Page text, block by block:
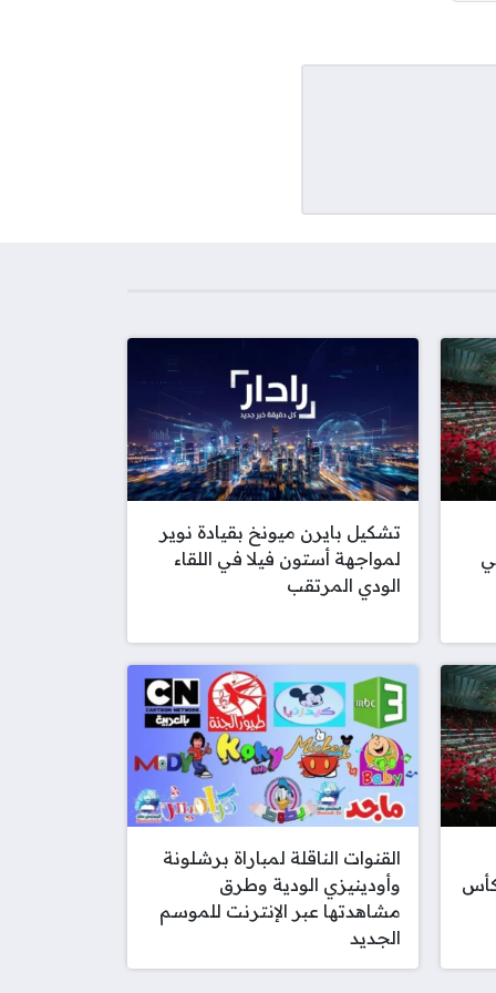
تشكيل بايرن ميونخ بقيادة نوير
لمواجهة أستون فيلا في اللقاء
الودي المرتقب
القنوات الناقلة لمباراة برشلونة
وأودينيزي الودية وطرق
مشاهدتها عبر الإنترنت للموسم
الجديد